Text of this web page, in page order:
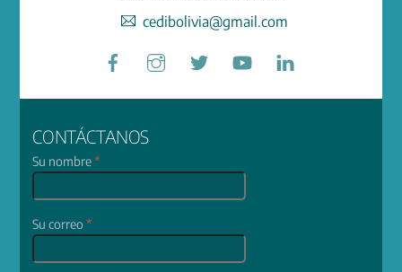
cedibolivia@gmail.com
Facebook YouTube
CONTÁCTANOS
Su nombre*
Su correo*